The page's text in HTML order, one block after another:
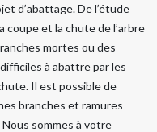
d’abattage. De l’étude
et la chute de l’arbre
mortes ou des
à abattre par les
Il est possible de
branches et ramures
sommes à votre